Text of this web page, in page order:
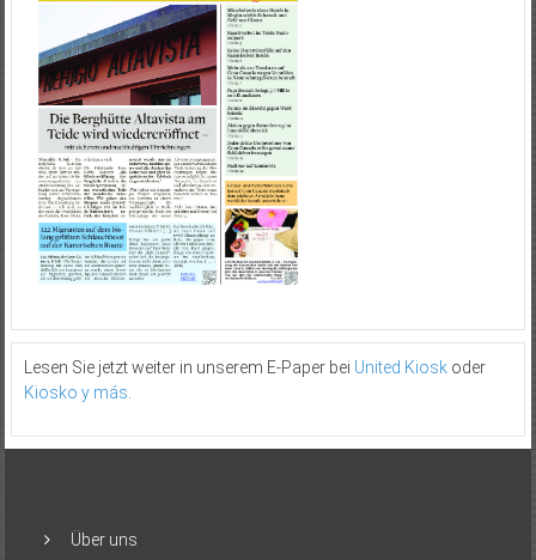
Lesen Sie jetzt weiter in unserem E-Paper bei United Kioskoder
Kiosko y más
Über uns